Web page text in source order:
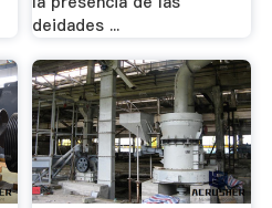
deidades ...